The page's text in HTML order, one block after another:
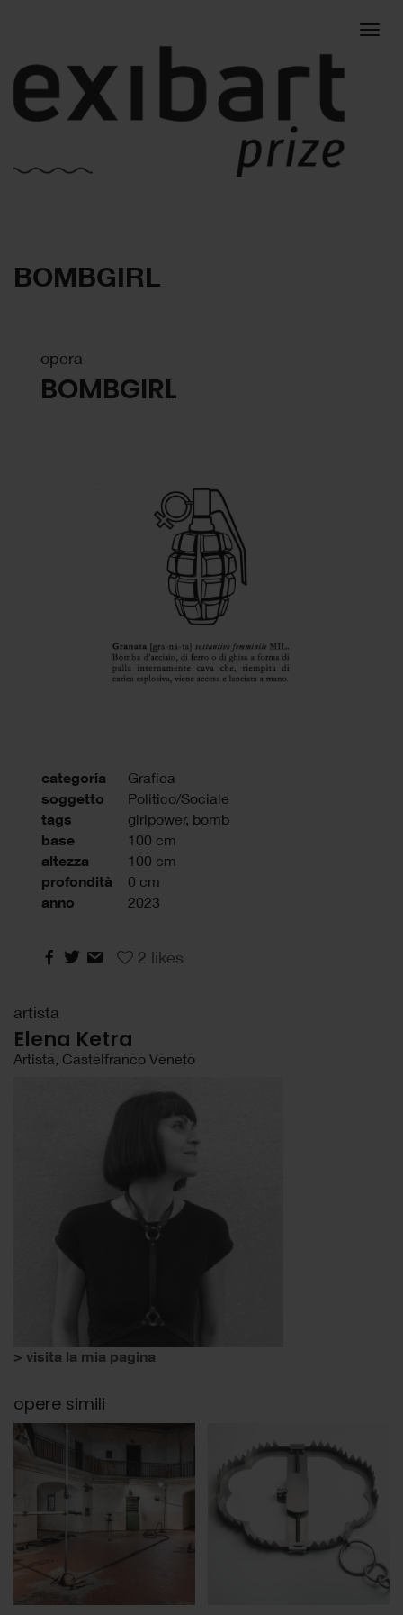
BOMBGIRL
opera
BOMBGIRL
categoria Grafica
soggetto Politico/Sociale
tags girlpower, bomb
base 100 cm
altezza 100 cm
profondità 0 cm
anno 2023
2 likes
artista
Elena Ketra
Artista, Castelfranco Veneto
> visita la mia pagina
opere simili